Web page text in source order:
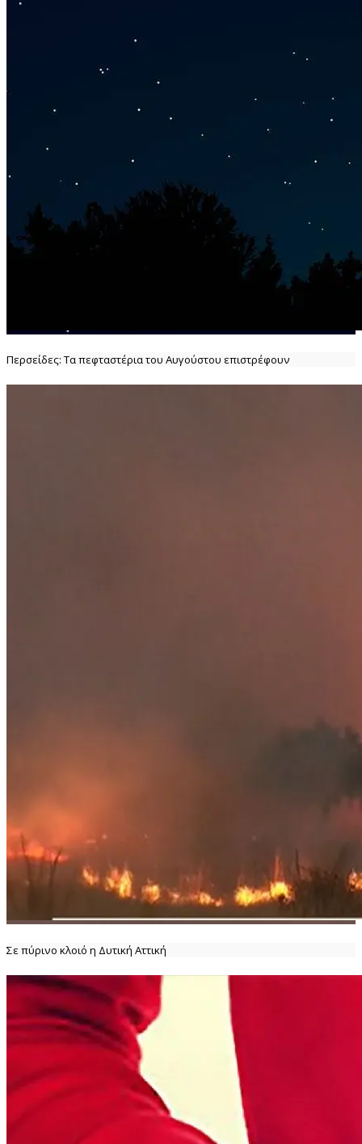
Περσείδες: Τα πεφταστέρια του Αυγούστου επιστρέφουν
Σε πύρινο κλοιό η Δυτική Αττική